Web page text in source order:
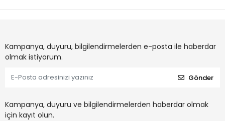
Kampanya, duyuru, bilgilendirmelerden e-posta ile haberdar
olmak istiyorum.
Gönder
Kampanya, duyuru ve bilgilendirmelerden haberdar olmak
için kayıt olun.